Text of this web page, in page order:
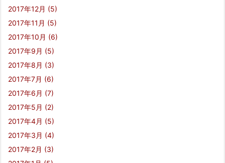
2017年12月 (5)
2017年11月 (5)
2017年10月 (6)
2017年9月 (5)
2017年8月 (3)
2017年7月 (6)
2017年6月 (7)
2017年5月 (2)
2017年4月 (5)
2017年3月 (4)
2017年2月 (3)